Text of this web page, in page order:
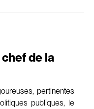
de la
pertinentes
publiques, le